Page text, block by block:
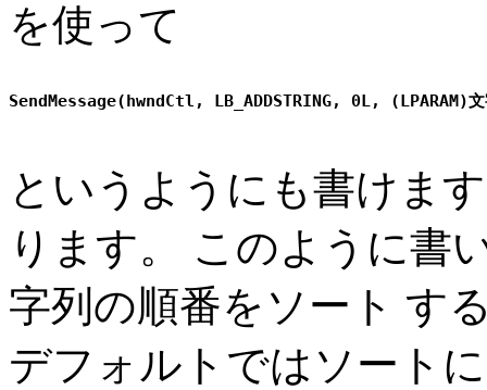
を使って
というようにも書けま
ります。 このように書
字列の順番をソート す
デフォルトではソート